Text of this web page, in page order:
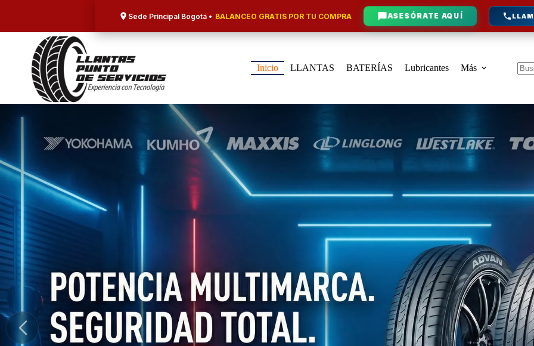
Sede Principal Bogotá • BALANCEO GRATIS POR TU COMPRA ASESÓRATE AQUÍ
Inicio LLANTAS BATERÍAS Lubricantes
Más